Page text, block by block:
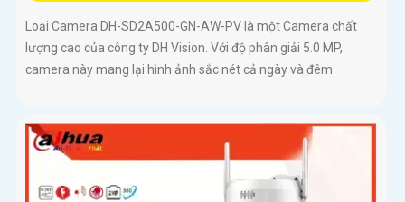
Loại Camera DH-SD2A500-GN-AW-PV là một Camera chất
lượng cao của công ty DH Vision. Với độ phân giải 5.0 MP,
camera này mang lại hình ảnh sắc nét cả ngày và đêm